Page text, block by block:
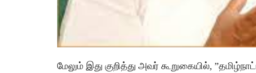
மேலும் இது குறித்து அவர் கூறுகையில்,